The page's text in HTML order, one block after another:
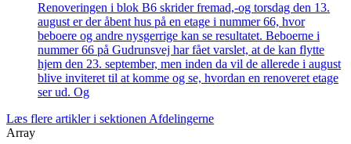
Renoveringen i blok B6 skrider fremad,-og torsdag den 13.
august er der åbent hus på en etage i nummer 66, hvor
beboere og andre nysgerrige kan se resultatet. Beboerne i
nummer 66 på Gudrunsvej har fået varslet, at de kan flytte
hjem den 23. september, men inden da vil de allerede i august
blive inviteret til at komme og se, hvordan en renoveret etage
ser ud. Og
Læs flere artikler i sektionen Afdelingerne
Array